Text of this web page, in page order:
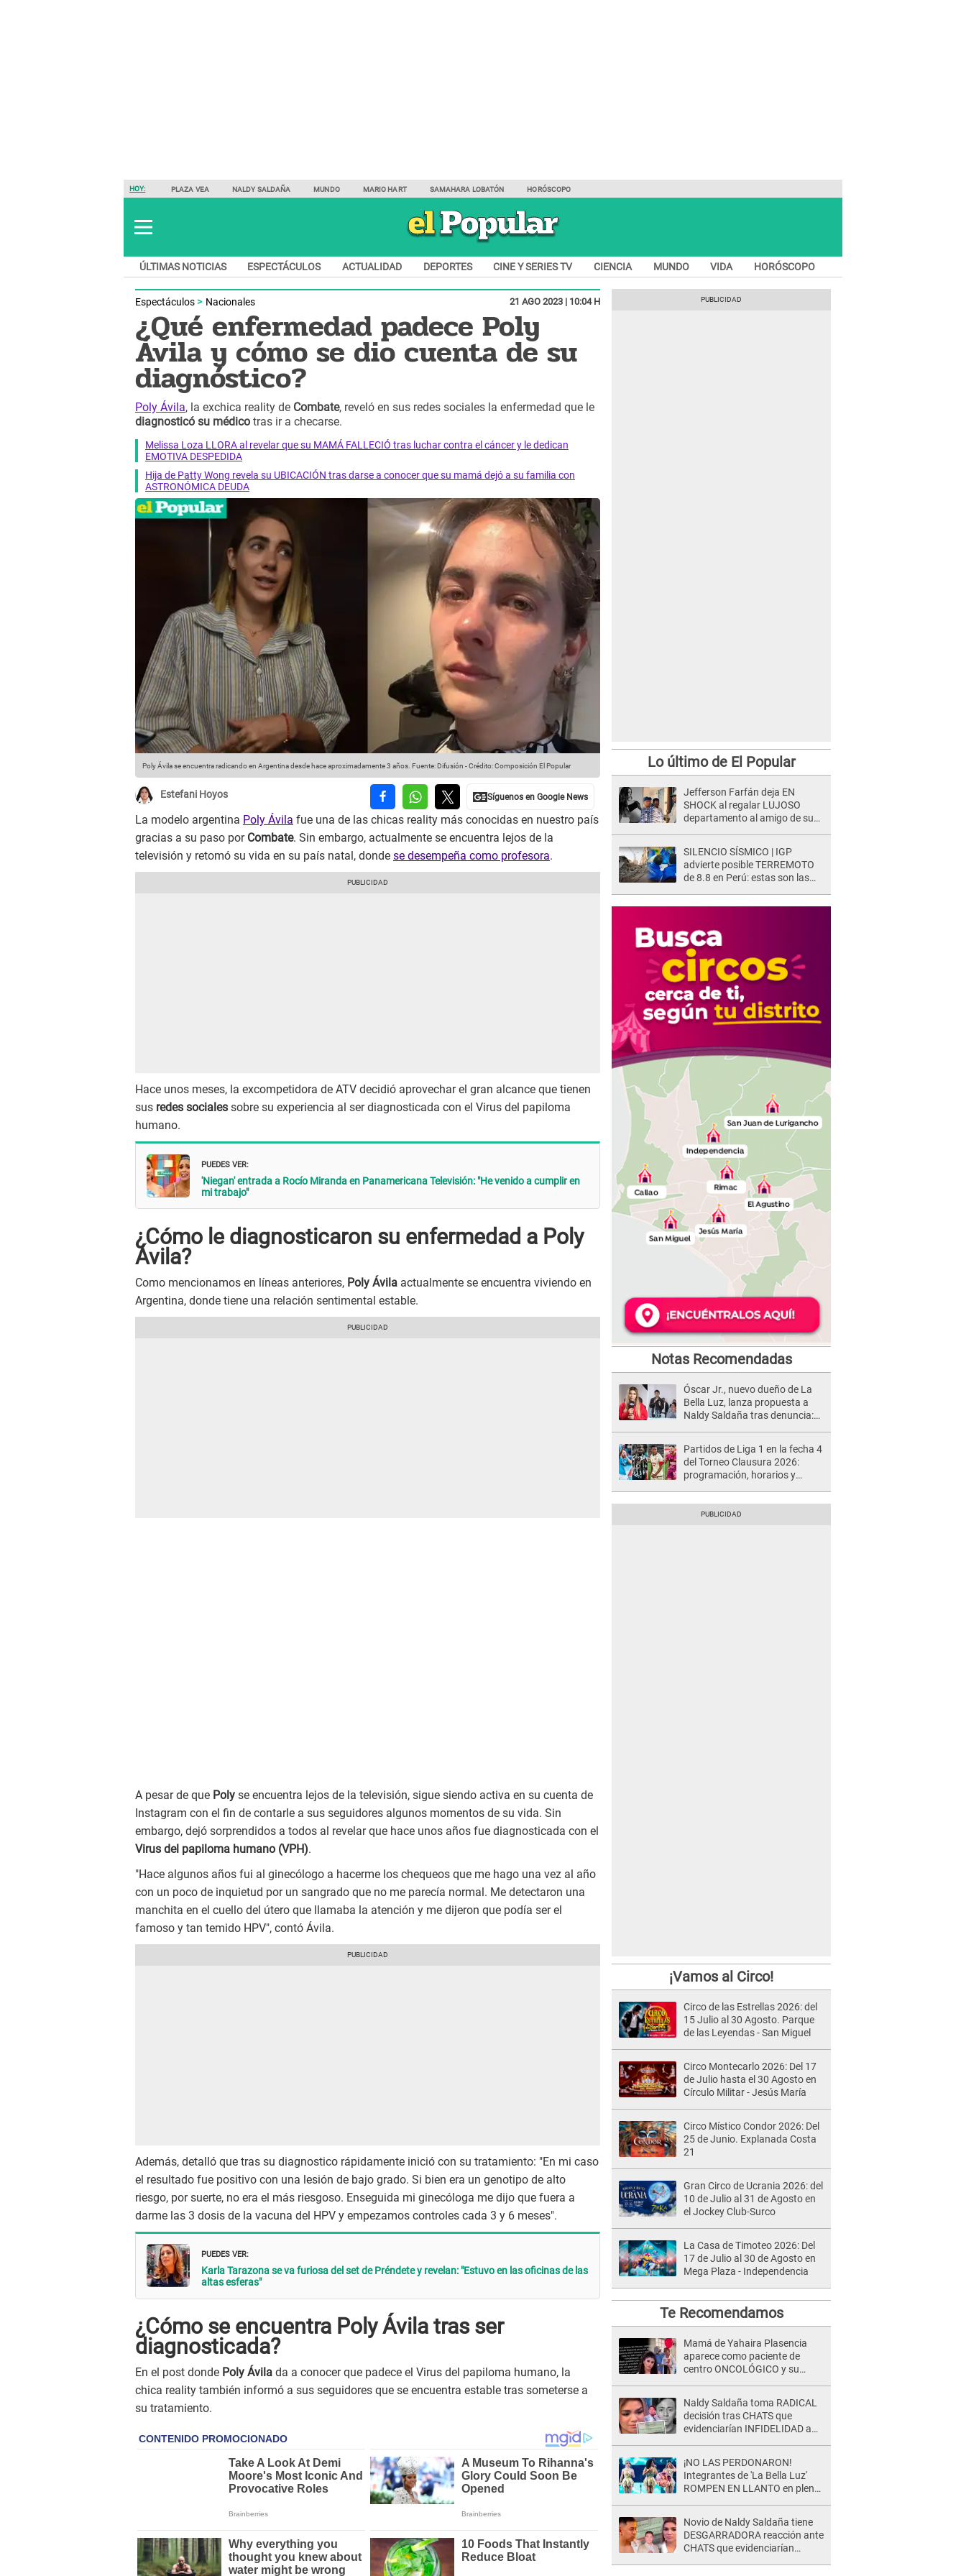
HOY: PLAZA VEA NALDY SALDAÑA MUNDO MARIO HART SAMAHARA LOBATÓN HORÓSCOPO
ÚLTIMAS NOTICIAS ESPECTÁCULOS ACTUALIDAD DEPORTES CINE Y SERIES TV CIENCIA MUNDO VIDA HORÓSCOPO
Espectáculos Nacionales 21 AGO 2023 | 10:04 H
¿Qué enfermedad padece Poly
Ávila y cómo se dio cuenta de su
diagnóstico?
Poly Ávila, la exchica reality de Combate, reveló en sus redes sociales la enfermedad que le
diagnosticó su médico tras ir a checarse.
Melissa Loza LLORA al revelar que su MAMÁ FALLECIÓ tras luchar contra el cáncer y le dedican
EMOTIVA DESPEDIDA
Hija de Patty Wong revela su UBICACIÓN tras darse a conocer que su mamá dejó a su familia con
ASTRONÓMICA DEUDA
Poly Ávila se encuentra radicando en Argentina desde hace aproximadamente 3 años. Fuente: Difusión -Crédito: Composición El Popular
Estefani Hoyos
La modelo argentina Poly Ávila fue una de las chicas reality más conocidas en nuestro país
gracias a su paso por Combate. Sin embargo, actualmente se encuentra lejos de la
televisión y retomó su vida en su país natal, donde se desempeña como profesora.
Hace unos meses, la excompetidora de ATV decidió aprovechar el gran alcance que tienen
sus redes sociales sobre su experiencia al ser diagnosticada con el Virus del papiloma
humano.
PUEDES VER:
'Niegan' entrada a Rocío Miranda en Panamericana Televisión: "He venido a cumplir en
mi trabajo"
¿Cómo le diagnosticaron su enfermedad a Poly
Ávila?
Como mencionamos en líneas anteriores, Poly Ávila actualmente se encuentra viviendo en
Argentina, donde tiene una relación sentimental estable.
A pesar de que Poly se encuentra lejos de la televisión, sigue siendo activa en su cuenta de
Instagram con el fin de contarle a sus seguidores algunos momentos de su vida. Sin
embargo, dejó sorprendidos a todos al revelar que hace unos años fue diagnosticada con el
Virus del papiloma humano (VPH).
"Hace algunos años fui al ginecólogo a hacerme los chequeos que me hago una vez al año
con un poco de inquietud por un sangrado que no me parecía normal. Me detectaron una
manchita en el cuello del útero que llamaba la atención y me dijeron que podía ser el
famoso y tan temido HPV", contó Ávila.
Además, detalló que tras su diagnostico rápidamente inició con su tratamiento: "En mi caso
el resultado fue positivo con una lesión de bajo grado. Si bien era un genotipo de alto
riesgo, por suerte, no era el más riesgoso. Enseguida mi ginecóloga me dijo que fuera a
darme las 3 dosis de la vacuna del HPV y empezamos controles cada 3 y 6 meses".
PUEDES VER:
Karla Tarazona se va furiosa del set de Préndete y revelan: "Estuvo en las oficinas de las
altas esferas"
¿Cómo se encuentra Poly Ávila tras ser
diagnosticada?
En el post donde Poly Ávila da a conocer que padece el Virus del papiloma humano, la
chica reality también informó a sus seguidores que se encuentra estable tras someterse a
su tratamiento.
Lo último de El Popular
Jefferson Farfán deja EN
SHOCK al regalar LUJOSO
departamento al amigo de su
su hija se lo negó"
SILENCIO SÍSMICO | IGP
advierte posible TERREMOTO
de 8.8 en Perú: estas son las
Notas Recomendadas
Óscar Jr., nuevo dueño de La
Bella Luz, lanza propuesta a
Naldy Saldaña tras denuncia:
Partidos de Liga 1 en la fecha 4
del Torneo Clausura 2026:
programación, horarios y
¡Vamos al Circo!
Circo de las Estrellas 2026: del
15 Julio al 30 Agosto. Parque
de las Leyendas - San Miguel
Circo Montecarlo 2026: Del 17
de Julio hasta el 30 Agosto en
Círculo Militar - Jesús María
Circo Místico Condor 2026: Del
25 de Junio. Explanada Costa
21
Gran Circo de Ucrania 2026: del
10 de Julio al 31 de Agosto en
el Jockey Club-Surco
La Casa de Timoteo 2026: Del
17 de Julio al 30 de Agosto en
Mega Plaza - Independencia
Te Recomendamos
Mamá de Yahaira Plasencia
aparece como paciente de
centro ONCOLÓGICO y su
Naldy Saldaña toma RADICAL
decisión tras CHATS que
evidenciarían INFIDELIDAD a
¡NO LAS PERDONARON!
Integrantes de 'La Bella Luz'
ROMPEN EN LLANTO en pleno
Novio de Naldy Saldaña tiene
DESGARRADORA reacción ante
CHATS que evidenciarían